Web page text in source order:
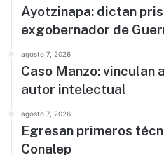
Ayotzinapa: dictan
exgobernador de
agosto 7, 2026
Caso Manzo: vinculan
autor intelectual
agosto 7, 2026
Egresan primeros
Conalep